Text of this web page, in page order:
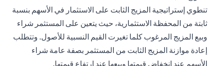
تنطوي إستراتيجية المزيج الثابت على الاستثمار في الأسهم بنسبة
ثابتة من المحفظة الاستثمارية، حيث يتعين على المستثمر شراء
وبيع المزيج المرغوب كلما تغيرت القيم النسبية للأصول. وتتطلب
إعادة موازنة المزيج الثابت من المستثمر بصفة عامة شراء
الأسهم عند انخفاض قيمتها وبيعها عند ارتفاع قيمتها.